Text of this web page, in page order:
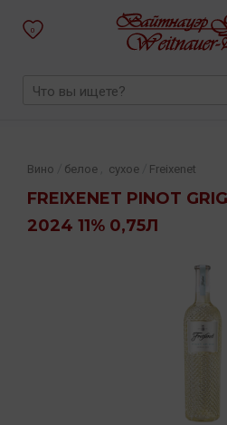
0
FREIXENET PINOT
2024 11% 0,75Л
Вино белое сухое Freixenet